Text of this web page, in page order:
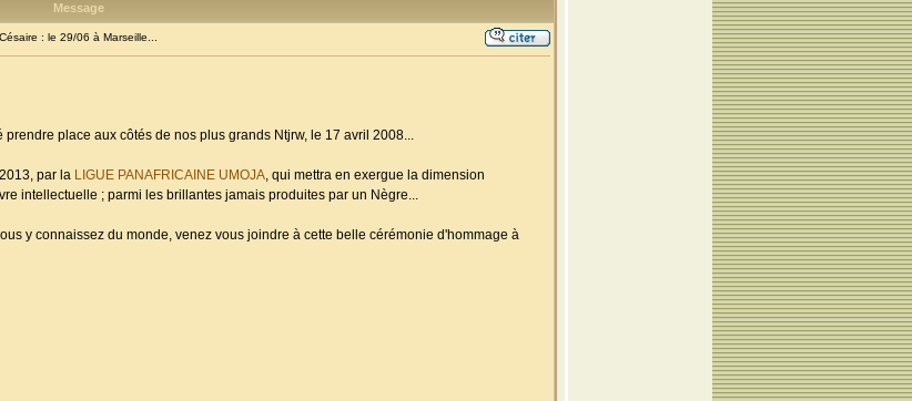
Message
: le 29/06 à Marseille...
place aux côtés de nos plus grands Ntjrw, le 17 avril 2008...
par la LIGUE PANAFRICAINE UMOJA, qui mettra en exergue la dimension
intellectuelle ; parmi les brillantes jamais produites par un Nègre...
y connaissez du monde, venez vous joindre à cette belle cérémonie d'hommage à